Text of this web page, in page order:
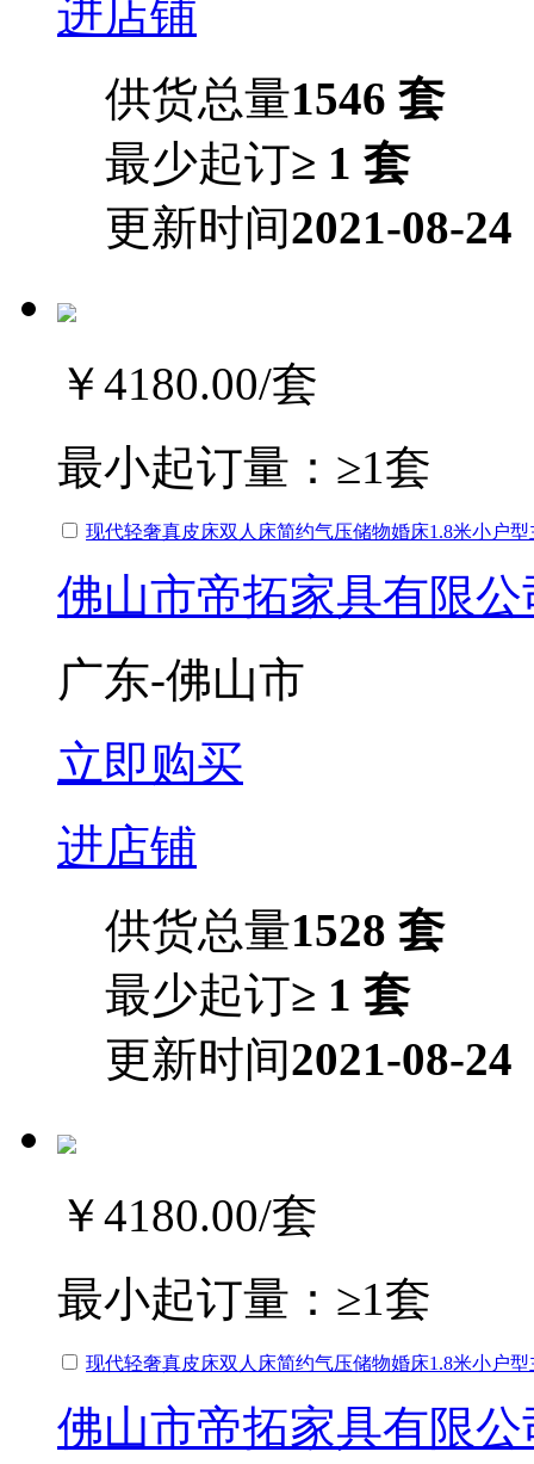
进店铺
供货总量1546 套
最少起订≥ 1 套
更新时间2021-08-24
￥4180.00/套
最小起订量： ≥1套
现代轻奢真皮床双人床简约气压储物婚床1.8米小户
佛山市帝拓家具有限公
广东-佛山市
立即购买
进店铺
供货总量1528 套
最少起订≥ 1 套
更新时间2021-08-24
￥4180.00/套
最小起订量： ≥1套
现代轻奢真皮床双人床简约气压储物婚床1.8米小户
佛山市帝拓家具有限公